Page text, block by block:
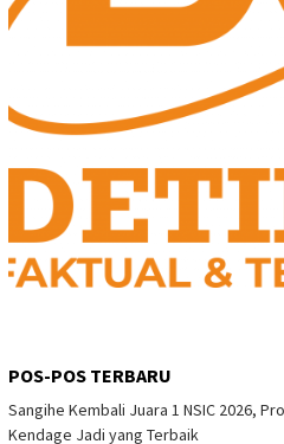
POS-POS TERBARU
Sangihe Kembali Juara 1 NSIC 2026,
Kendage Jadi yang Terbaik